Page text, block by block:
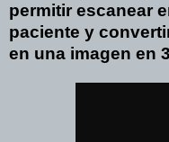
permitir escanear
paciente y
en una imagen en